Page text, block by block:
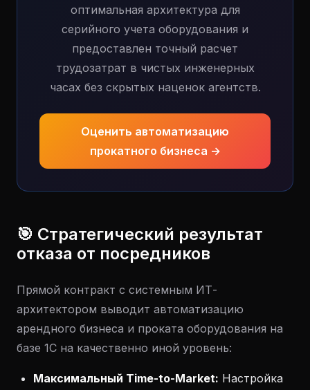
оптимальная архитектура для
серийного учета оборудования и
предоставлен точный расчет
трудозатрат в чистых инженерных
часах без скрытых наценок агентств.
Оценить автоматизацию
прокатного бизнеса →
🎯 Стратегический результат
отказа от посредников
Прямой контракт с системным ИТ-
архитектором выводит автоматизацию
арендного бизнеса и проката оборудования на
базе 1С на качественно иной уровень:
Максимальный Time-to-Market: Настройка